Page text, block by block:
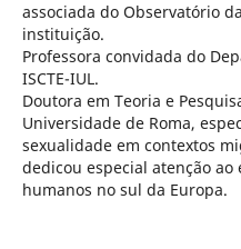
associada do Observatório
instituição.
Professora convidada do
ISCTE-IUL.
Doutora em Teoria e
Universidade de Roma,
sexualidade em contextos
dedicou especial atenção
humanos no sul da Europa.